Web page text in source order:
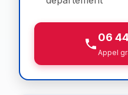
06
Appel